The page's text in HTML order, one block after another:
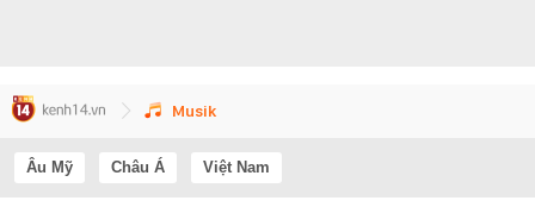
Musik
Âu Mỹ Châu Á Việt Nam